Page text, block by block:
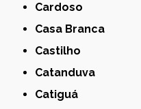
Cardoso
Casa Branca
Castilho
Catanduva
Catiguá